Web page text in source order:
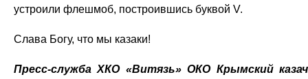
устроили флешмоб, построившись буквой V.
Слава Богу, что мы казаки!
Пресс-служба ХКО «Витязь» ОКО Крымский